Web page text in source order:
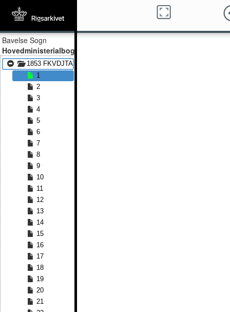
Bavelse Sogn
Hovedministerialbog
1853 FKVDJTA - 1891 FKVDJTA
1
2
3
4
5
6
7
8
9
10
11
12
13
14
15
16
17
18
19
20
21